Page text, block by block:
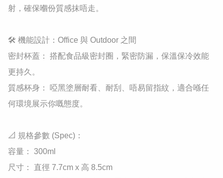
射，確保嗰份質感抹唔走。
​🛠️ 機能設計：Office 與 Outdoor 之間
​密封杯蓋： 搭配食品級密封圈，緊密防漏，保溫保冷效能
更持久。
​質感杯身： 啞黑塗層耐看、耐刮、唔易留指紋，適合喺任
何環境展示你嘅態度。
​📐 規格參數 (Spec)：
​容量： 300ml
​尺寸： 直徑 7.7cm x 高 8.5cm